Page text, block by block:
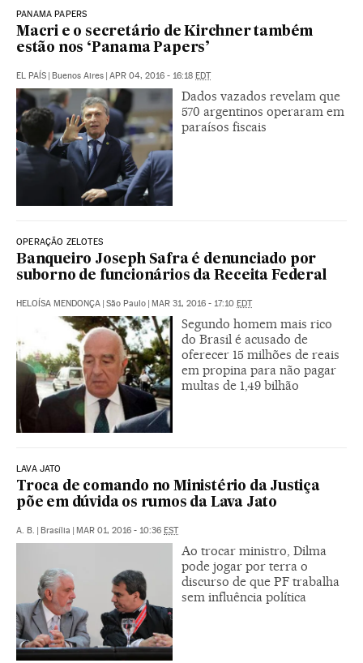
PANAMA PAPERS
Macri e o secretário de Kirchner também
estão nos ‘Panama Papers’
EL PAÍS | Buenos Aires | APR 04, 2016 - 16:18 EDT
Dados vazados revelam que
570 argentinos operaram em
paraísos fiscais
OPERAÇÃO ZELOTES
Banqueiro Joseph Safra é denunciado por
suborno de funcionários da Receita Federal
HELOÍSA MENDONÇA | São Paulo | MAR 31, 2016 - 17:10 EDT
Segundo homem mais rico
do Brasil é acusado de
oferecer 15 milhões de reais
em propina para não pagar
multas de 1,49 bilhão
LAVA JATO
Troca de comando no Ministério da Justiça
põe em dúvida os rumos da Lava Jato
A. B. Brasília MAR 01, 2016 - 10:36 EST
Ao trocar ministro, Dilma
pode jogar por terra o
discurso de que PF trabalha
sem influência política